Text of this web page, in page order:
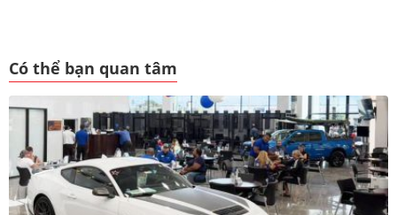
Có thể bạn quan tâm